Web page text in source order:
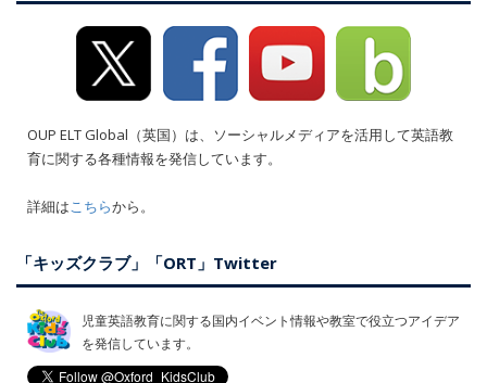
OUP ELT Global（英国）は、ソーシャルメディアを活用して英語教
育に関する各種情報を発信しています。
詳細はこちらから。
「キッズクラブ」「ORT」Twitter
児童英語教育に関する国内イベント情報や教室で役立つアイデア
を発信しています。